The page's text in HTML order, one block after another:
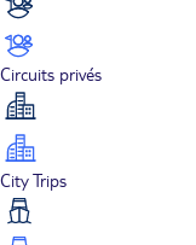
Circuits privés
City Trips